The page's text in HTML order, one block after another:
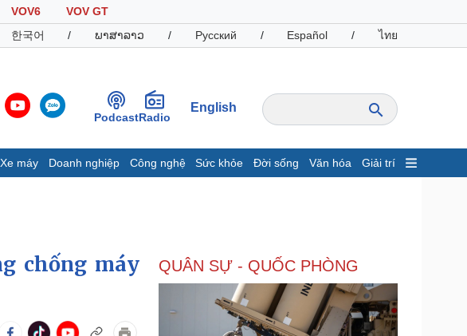
VOV6
VOV GT
한국어 / ພາສາລາວ / Русский / Español / ไทย
PodcastRadio
English
máy Doanh nghiệp Công nghệ Sức khỏe Đời sống Văn hóa Giải trí
Chứng khoán
Giá cà phê
Doanh nghiệp
Công nghệ
chống máy
QUÂN SỰ - QUỐC PHÒNG